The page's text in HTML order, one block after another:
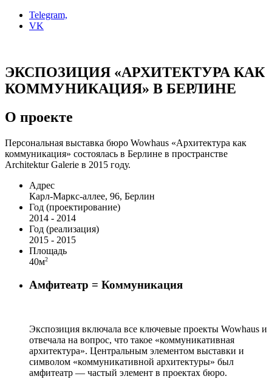
Telegram,
VK
ЭКСПОЗИЦИЯ «АРХИТЕКТУРА КАК
КОММУНИКАЦИЯ» В БЕРЛИНЕ
О проекте
Персональная выставка бюро Wowhaus «Архитектура как
коммуникация» состоялась в Берлине в пространстве
Architektur Galerie в 2015 году.
Адрес
Карл-Маркс-аллее, 96, Берлин
Год (проектирование)
2014 - 2014
Год (реализация)
2015 - 2015
Площадь
40м2
Амфитеатр = Коммуникация
Экспозиция включала все ключевые проекты Wowhaus и
отвечала на вопрос, что такое «коммуникативная
архитектура». Центральным элементом выставки и
символом «коммуникативной архитектуры» был
амфитеатр — частый элемент в проектах бюро.